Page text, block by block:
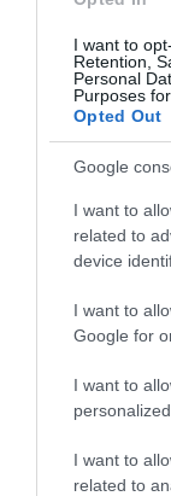
I want to
Retention,
Personal
Purposes
Opted Out
Google
I want to
related to
device
I want to
Google for
I want to
I want to
related to
6. Mondj igent
Amikor párt
alaposan
távon az
néhány olyan
profiljuk
esélyt adj
biztosan érni
Ez is
szabálya